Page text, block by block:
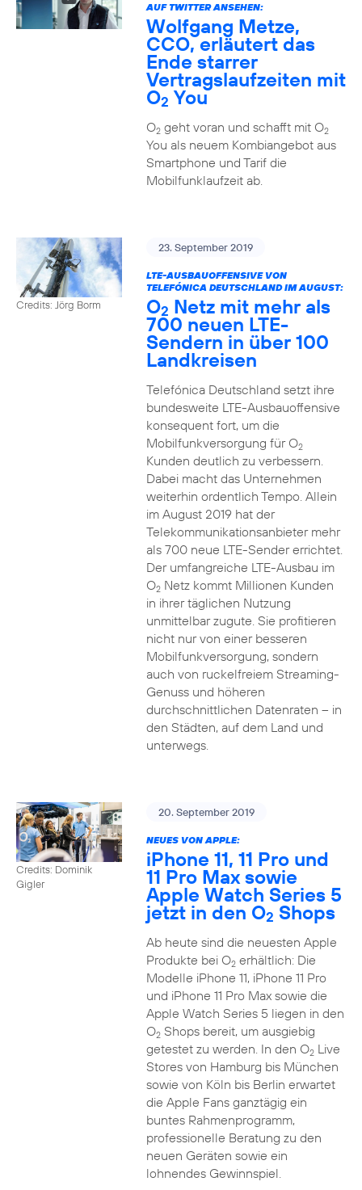
AUF TWITTER ANSEHEN:
Wolfgang Metze,
CCO, erläutert das
Ende starrer
Vertragslaufzeiten mit
O2 You
O2geht voran und schafft mit O2
You als neuem Kombiangebot aus
Smartphone und Tarif die
Mobilfunklaufzeit ab.
Credits: Jörg Borm
23. September 2019
LTE-AUSBAUOFFENSIVE VON
TELEFÓNICA DEUTSCHLAND IM AUGUST:
O2 Netz mit mehr als
700 neuen LTE-
Sendern in über 100
Landkreisen
Telefónica Deutschland setzt ihre
bundesweite LTE-Ausbauoffensive
konsequent fort, um die
Mobilfunkversorgung für O2
Kunden deutlich zu verbessern.
Dabei macht das Unternehmen
weiterhin ordentlich Tempo. Allein
im August 2019 hat der
Telekommunikationsanbieter mehr
als 700 neue LTE-Sender errichtet.
Der umfangreiche LTE-Ausbau im
O2Netz kommt Millionen Kunden
in ihrer täglichen Nutzung
unmittelbar zugute. Sie profitieren
nicht nur von einer besseren
Mobilfunkversorgung, sondern
auch von ruckelfreiem Streaming-
Genuss und höheren
durchschnittlichen Datenraten – in
den Städten, auf dem Land und
unterwegs.
Credits: Dominik
Gigler
20. September 2019
NEUES VON APPLE:
iPhone 11, 11 Pro und
11 Pro Max sowie
Apple Watch Series 5
jetzt in den O2 Shops
Ab heute sind die neuesten Apple
Produkte bei O2erhältlich: Die
Modelle iPhone 11, iPhone 11 Pro
und iPhone 11 Pro Max sowie die
Apple Watch Series 5 liegen in den
O2Shops bereit, um ausgiebig
getestet zu werden. In den O2Live
Stores von Hamburg bis München
sowie von Köln bis Berlin erwartet
die Apple Fans ganztägig ein
buntes Rahmenprogramm,
professionelle Beratung zu den
neuen Geräten sowie ein
lohnendes Gewinnspiel.